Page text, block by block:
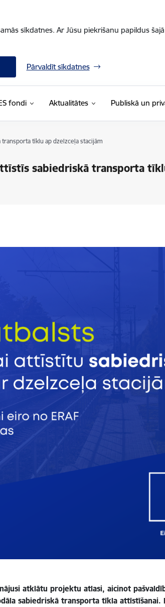
sīkdatnes. Ar Jūsu piekrišanu papildus
Pārvaldīt sīkdatnes
fondi Aktualitātes Publiskā un
tīklu ap dzelzceļa stacijām
sabiedriskā transporta
atklātu projektu atlasi, aicinot
sabiedriskā transporta tīkla